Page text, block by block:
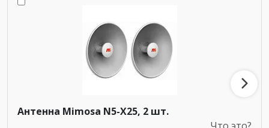
Антенна Mimosa N5-X25, 2 шт.